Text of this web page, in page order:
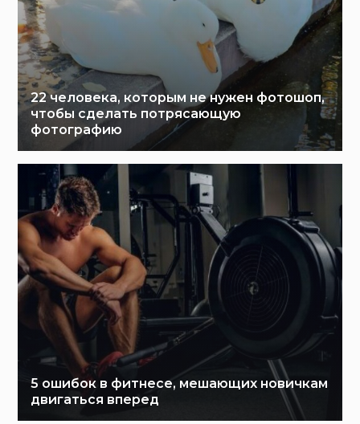
22 человека, которым не нужен фотошоп,
чтобы сделать потрясающую
фотографию
5 ошибок в фитнесе, мешающих новичкам
двигаться вперед